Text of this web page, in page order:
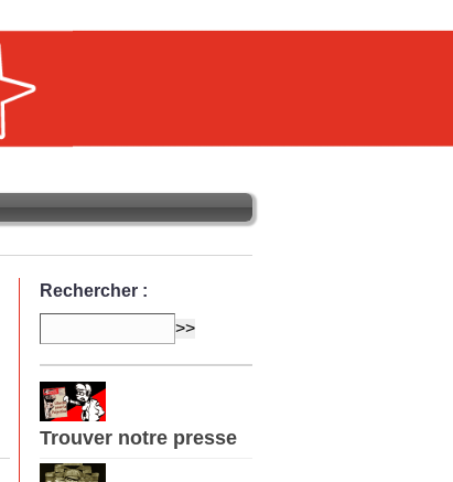
Rechercher :
Trouver notre presse